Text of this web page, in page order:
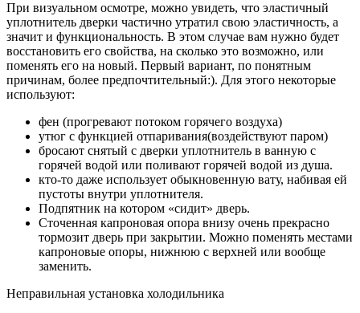
При визуальном осмотре, можно увидеть, что эластичный
уплотнитель дверки частично утратил свою эластичность, а
значит и функциональность. В этом случае вам нужно будет
восстановить его свойства, на сколько это возможно, или
поменять его на новый. Первый вариант, по понятным
причинам, более предпочтительный:). Для этого некоторые
используют:
фен (прогревают потоком горячего воздуха)
утюг с функцией отпаривания(воздействуют паром)
бросают снятый с дверки уплотнитель в ванную с
горячей водой или поливают горячей водой из душа.
кто-то даже использует обыкновенную вату, набивая ей
пустоты внутри уплотнителя.
Подпятник на котором «сидит» дверь.
Сточенная капроновая опора внизу очень прекрасно
тормозит дверь при закрытии. Можно поменять местами
капроновые опоры, нижнюю с верхней или вообще
заменить.
Неправильная установка холодильника